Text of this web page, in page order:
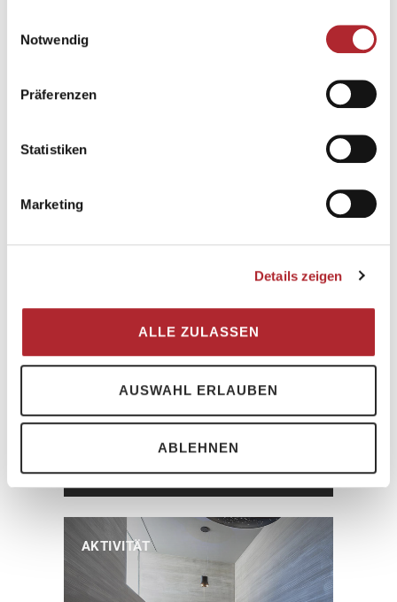
Notwendig
Präferenzen
Statistiken
Marketing
Details zeigen
ALLE ZULASSEN
AUSWAHL ERLAUBEN
ABLEHNEN
Mehr Informationen
UNTERKUNFT
Buchen
Buche jetzt deine Ferien in Flims
Laax.
AKTIVITÄT